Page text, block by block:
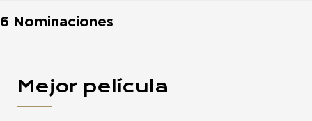
6 Nominaciones
Mejor película